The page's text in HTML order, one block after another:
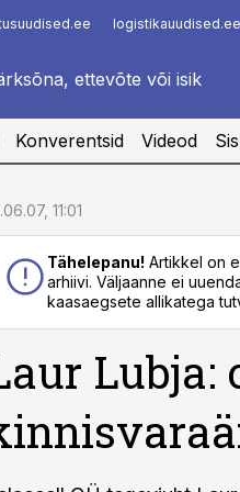
logistikauudised.ee
Infopank
Konverentsid Videod
11:01
Tähelepanu! Artikkel on
arhiivi. Väljaanne ei
kaasaegsete allikatega
Lubja: